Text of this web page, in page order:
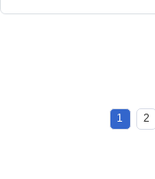
1 2